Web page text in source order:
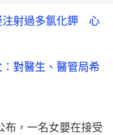
注射過多氯化鉀 心
對醫生、醫管局希
布，一名女嬰在接受